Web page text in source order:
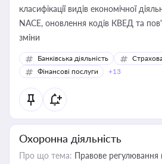
класифікації видів економічної
NACE, оновлення кодів КВЕД та
зміни
Банківська діяльність
Фінансові послуги
+13
Охоронна діяльність
Про що тема: Правове